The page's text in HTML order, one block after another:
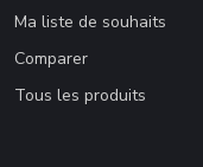
Ma liste de souhaits
Comparer
Tous les produits